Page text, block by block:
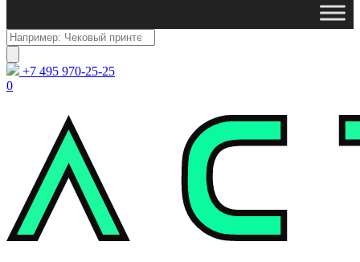
Поиск
товаров
+7 495 970-25-25
0